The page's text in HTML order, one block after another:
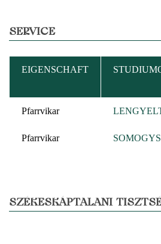
SERVICE
EIGENSCHAFT
Pfarrvikar
Pfarrvikar
SZÉKESKÁPTALANI